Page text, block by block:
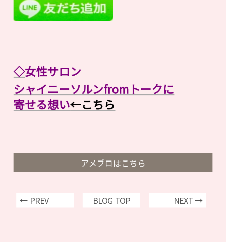
◇女性サロン
シャイニーソルンfromトークに
寄せる想い←こちら
アメブロはこちら
← PREV BLOG TOP NEXT →